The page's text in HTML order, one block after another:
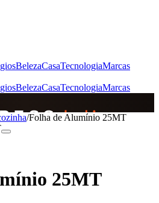
BelezaCasaTecnologiaMarcas
BelezaCasaTecnologiaMarcas
/Folha de Alumínio 25MT
25MT